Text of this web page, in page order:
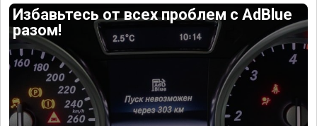
Избавьтесь от всех проблем с AdBlue
разом!